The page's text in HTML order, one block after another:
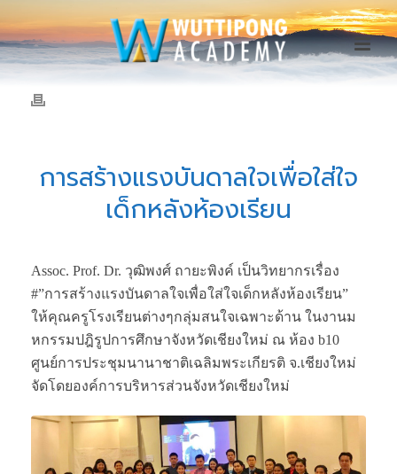
การสร้างแรงบันดาลใจเพื่อใส่ใจ
เด็กหลังห้องเรียน
Assoc. Prof. Dr. วุฒิพงศ์ ถายะพิงค์ เป็นวิทยากรเรื่อง
#”การสร้างแรงบันดาลใจเพื่อใส่ใจเด็กหลังห้องเรียน”
ให้คุณครูโรงเรียนต่างๆกลุ่มสนใจเฉพาะด้าน ในงานม
หกรรมปฎิรูปการศึกษาจังหวัดเชียงใหม่ ณ ห้อง b10
ศูนย์การประชุมนานาชาติเฉลิมพระเกียรติ จ.เชียงใหม่
จัดโดยองค์การบริหารส่วนจังหวัดเชียงใหม่